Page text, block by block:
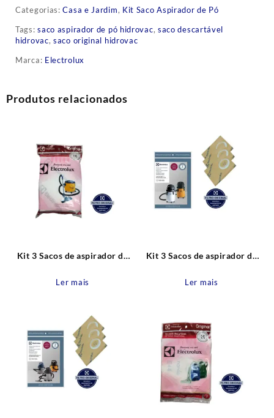
Categorias:Casa e Jardim, Kit Saco Aspirador de Pó
Tags:saco aspirador de pó hidrovac, saco descartável
hidrovac,saco original hidrovac
Marca: Electrolux
Produtos relacionados
Kit 3 Sacos de aspirador de
Descartável Original
Ler mais
Kit 3 Sacos de aspirador de
GT3000 Antigos Descartável
Ler mais